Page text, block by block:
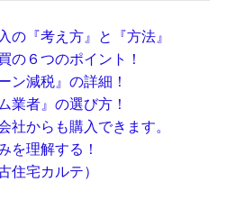
の『考え方』と『方法』
の６つのポイント！
ン減税』の詳細！
業者』の選び方！
社からも購入できます。
を理解する！
住宅カルテ）